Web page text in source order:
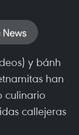
y bánh
han
culinario
callejeras